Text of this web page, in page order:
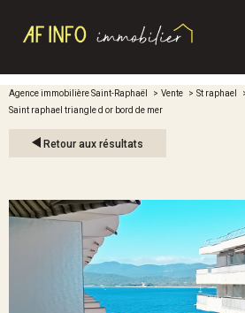
Agence immobilière Saint-Raphaël Vente St raphael
Saint raphael triangle d or bord de mer
Retour aux résultats